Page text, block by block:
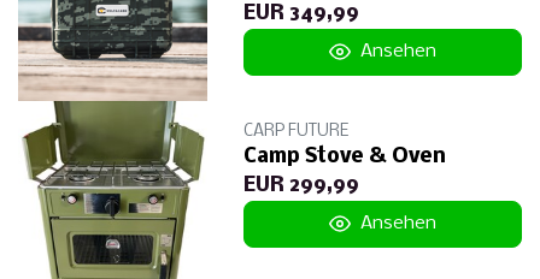
EUR 349,99
Ansehen
CARP FUTURE
Camp Stove & Oven
EUR 299,99
Ansehen